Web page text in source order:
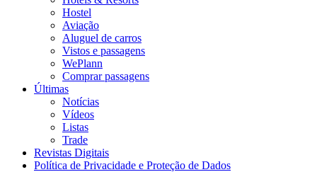
Hostel
Aviação
Aluguel de carros
Vistos e passagens
WePlann
Comprar passagens
Últimas
Notícias
Vídeos
Listas
Trade
Revistas Digitais
Política de Privacidade e Proteção de Dados